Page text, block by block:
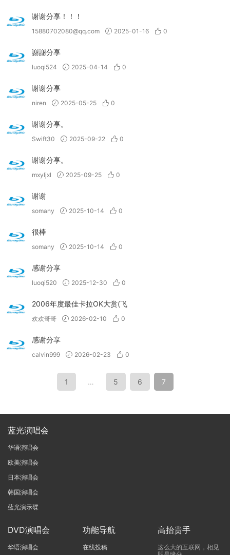
谢谢分享！！！
15880702080@qq.com 2025-01-16 0
謝謝分享
luoqi524 2025-04-14 0
谢谢分享
niren 2025-05-25 0
谢谢分享。
Swift30 2025-09-22 0
谢谢分享。
mxyljxl 2025-09-25 0
谢谢
somany 2025-10-14 0
很棒
somany 2025-10-14 0
感谢分享
luoqi520 2025-12-30 0
2006年度最佳卡拉OK大赏(飞
欢欢哥哥 2026-02-10 0
感谢分享
calvin999 2026-02-23 0
1 … 5 6 7
蓝光演唱会
华语演唱会
欧美演唱会
日本演唱会
韩国演唱会
蓝光演示碟
DVD演唱会
华语演唱会
功能导航
在线投稿
高抬贵手
这么大的互联网，相见